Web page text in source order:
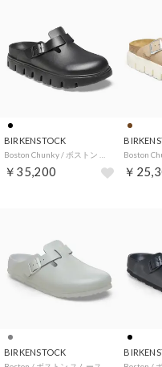
BIRKENSTOCK
￥35,200 ￥
BIRKENSTOCK